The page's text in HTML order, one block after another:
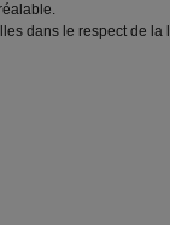
dans le respect de